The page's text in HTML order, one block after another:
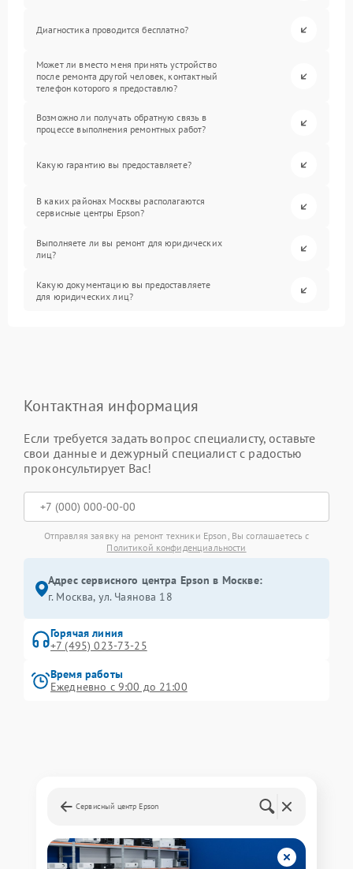
Диагностика проводится бесплатно?
Может ли вместо меня принять устройство
после ремонта другой человек, контактный
телефон которого я предоставлю?
Возможно ли получать обратную связь в
процессе выполнения ремонтных работ?
Какую гарантию вы предоставляете?
В каких районах Москвы располагаются
сервисные центры Epson?
Выполняете ли вы ремонт для юридических
лиц?
Какую документацию вы предоставляете
для юридических лиц?
Контактная информация
Если требуется задать вопрос специалисту, оставьте
свои данные и дежурный специалист с радостью
проконсультирует Вас!
Отправляя заявку на ремонт техники Epson, Вы соглашаетесь с
Политикой конфиденциальности
Адрес сервисного центра Epson в Москве:
г. Москва, ул. Чаянова 18
Горячая линия
+7 (495) 023-73-25
Время работы
Ежедневно с 9:00 до 21:00
Сервисный центр Epson